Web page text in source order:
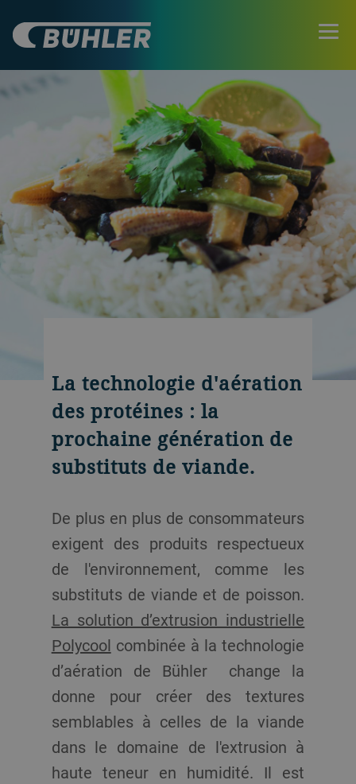
La technologie d'aération
des protéines : la
prochaine génération de
substituts de viande.
De plus en plus de consommateurs
exigent des produits respectueux
de l'environnement, comme les
substituts de viande et de poisson.
La solution d’extrusion industrielle
Polycool combinée à la technologie
d’aération de Bühler change la
donne pour créer des textures
semblables à celles de la viande
dans le domaine de l'extrusion à
haute teneur en humidité. Il est